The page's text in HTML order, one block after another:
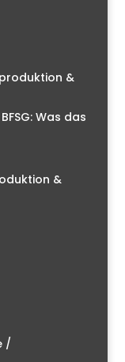
&
Was das
&
/